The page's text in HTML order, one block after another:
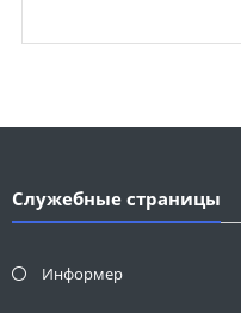
Служебные страницы
Информер